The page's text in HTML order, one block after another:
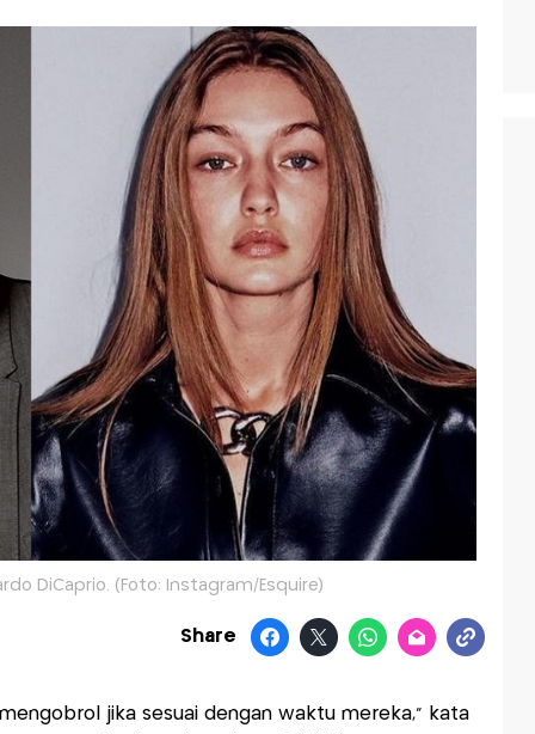
DiCaprio. (Foto: Instagram/Esquire)
Share
jika sesuai dengan waktu mereka," kata